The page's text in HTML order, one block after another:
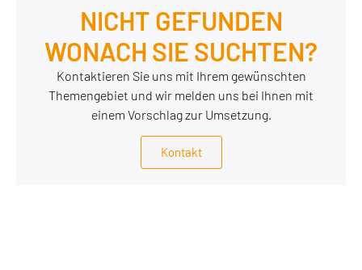
NICHT GEFUNDEN
WONACH SIE SUCHTEN?
Kontaktieren Sie uns mit Ihrem gewünschten
Themengebiet und wir melden uns bei Ihnen mit
einem Vorschlag zur Umsetzung.
Kontakt